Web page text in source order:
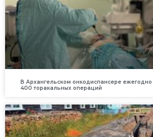
В Архангельском онкодиспансере
400 торакальных операций